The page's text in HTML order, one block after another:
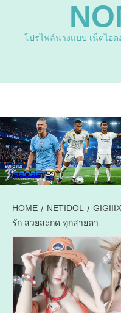
โปรไฟล์นางแบบ เน็ตไอด
HOME NETIDOL
รัก สวยสะกด ทุกสายตา